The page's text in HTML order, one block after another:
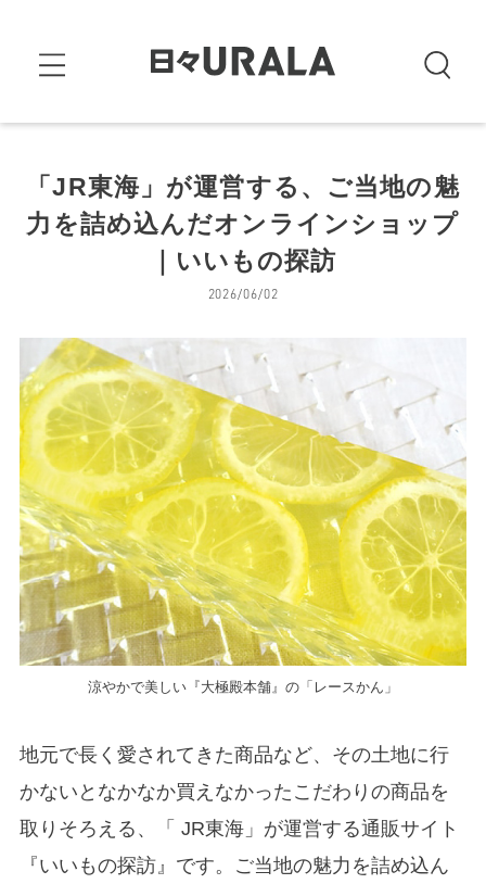
「JR東海」が運営する、ご当地の魅
力を詰め込んだオンラインショップ
｜いいもの探訪
2026/06/02
涼やかで美しい『大極殿本舗』の「レースかん」
地元で長く愛されてきた商品など、その土地に行
かないとなかなか買えなかったこだわりの商品を
取りそろえる、「 JR東海」が運営する通販サイト
『いいもの探訪』です。ご当地の魅力を詰め込ん